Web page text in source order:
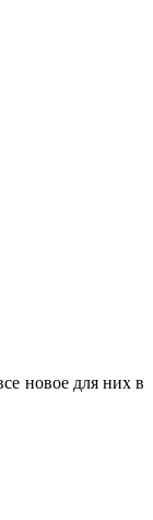
новое для них в